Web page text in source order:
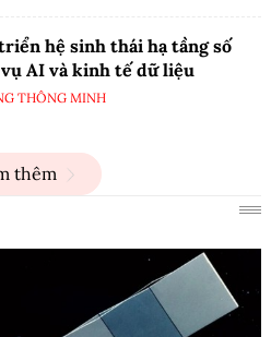
hệ sinh thái hạ tầng số
AI và kinh tế dữ liệu
THÔNG MINH
thêm